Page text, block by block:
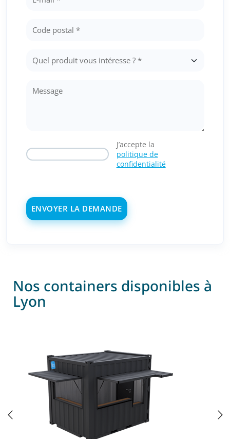
Nos containers disponibles à
Lyon
J’accepte la
politique de
confidentialité